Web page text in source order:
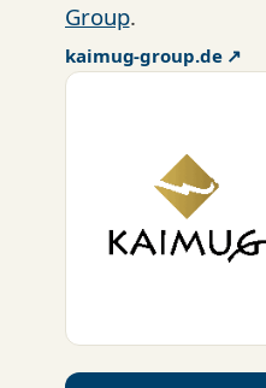
Group.
kaimug-group.de ↗